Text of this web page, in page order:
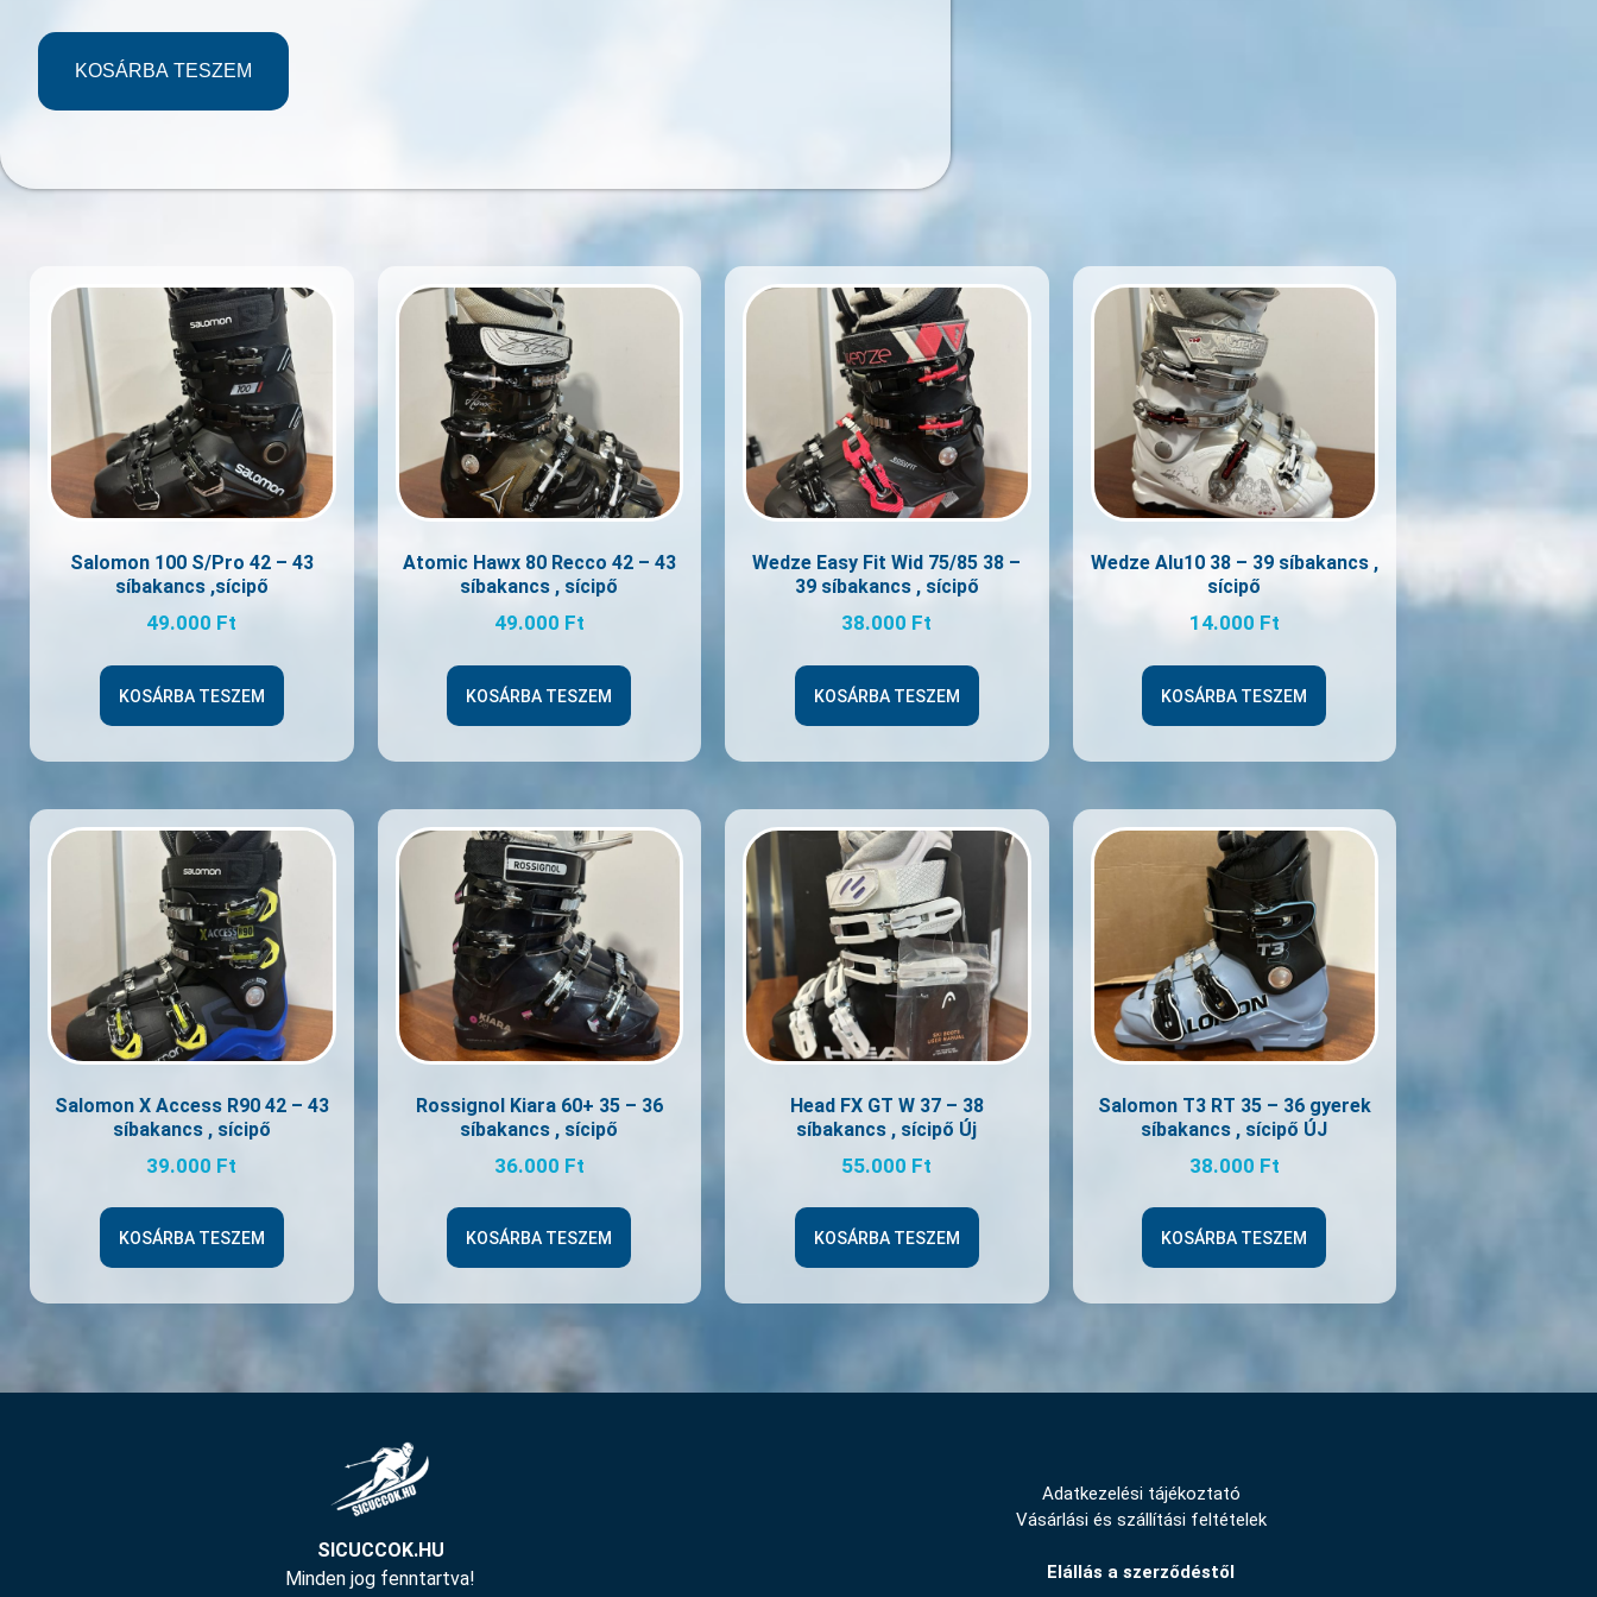
KOSÁRBA TESZEM
Salomon 100 S/Pro 42 – 43
síbakancs ,sícipő
49.000 Ft
KOSÁRBA TESZEM
Atomic Hawx 80 Recco 42 – 43
síbakancs , sícipő
49.000 Ft
KOSÁRBA TESZEM
Wedze Easy Fit Wid 75/85 38 –
39 síbakancs , sícipő
38.000 Ft
KOSÁRBA TESZEM
Wedze Alu10 38 – 39 síbakancs ,
sícipő
14.000 Ft
KOSÁRBA TESZEM
Salomon X Access R90 42 – 43
síbakancs , sícipő
39.000 Ft
KOSÁRBA TESZEM
Rossignol Kiara 60+ 35 – 36
síbakancs , sícipő
36.000 Ft
KOSÁRBA TESZEM
Head FX GT W 37 – 38
síbakancs , sícipő Új
55.000 Ft
KOSÁRBA TESZEM
Salomon T3 RT 35 – 36 gyerek
síbakancs , sícipő ÚJ
38.000 Ft
KOSÁRBA TESZEM
SICUCCOK.HU
Minden jog fenntartva!
Adatkezelési tájékoztató
Vásárlási és szállítási feltételek
Elállás a szerződéstől